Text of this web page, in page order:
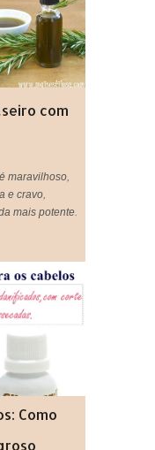
com
maravilhoso,
e cravo,
mais potente.
Como